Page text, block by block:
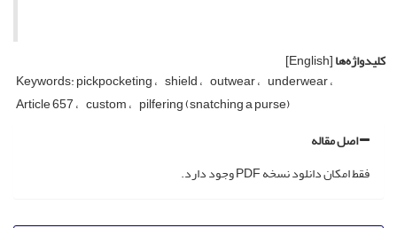
کلیدواژه‌ها[English]
Keywords: pickpocketing shield outwear underwear
Article 657 custom pilfering (snatching a purse)
اصل مقاله
فقط امکان دانلود نسخه PDF وجود دارد.